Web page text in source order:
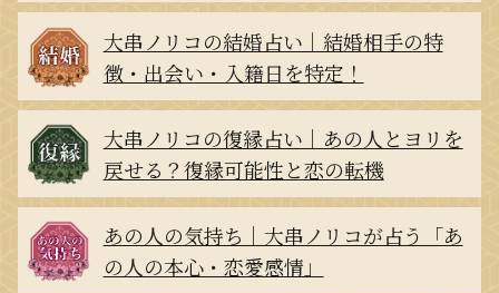
大串ノリコの結婚占い｜結婚相手の特
徴・出会い・入籍日を特定！
大串ノリコの復縁占い｜あの人とヨリを
戻せる？復縁可能性と恋の転機
あの人の気持ち｜大串ノリコが占う「あ
の人の本心・恋愛感情」